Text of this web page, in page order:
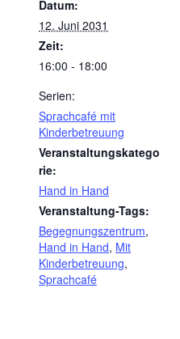
Datum:
12. Juni 2031
Zeit:
16:00 - 18:00
Serien:
Sprachcafé mit
Kinderbetreuung
Veranstaltungskatego
rie:
Hand in Hand
Veranstaltung-Tags:
Begegnungszentrum,
Hand in Hand, Mit
Kinderbetreuung,
Sprachcafé